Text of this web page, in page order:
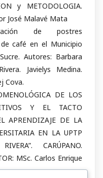
y METODOLOGIA.
José Malavé Mata
de postres
café en el Municipio
Autores: Barbara
Javielys Medina.
Cova.
DE LOS
Y EL TACTO
APRENDIZAJE DE LA
EN LA UPTP
CARÚPANO.
MSc. Carlos Enrique